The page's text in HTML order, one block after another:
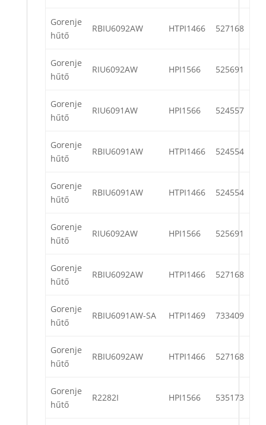
Gorenje
hűtő
RBIU6092AW HTPI1466 527168
Gorenje
hűtő
RIU6092AW HPI1566 525691
Gorenje
hűtő
RIU6091AW HPI1566 524557
Gorenje
hűtő
RBIU6091AW HTPI1466 524554
Gorenje
hűtő
RBIU6091AW HTPI1466 524554
Gorenje
hűtő
RIU6092AW HPI1566 525691
Gorenje
hűtő
RBIU6092AW HTPI1466 527168
Gorenje
hűtő
RBIU6091AW-SA HTPI1469 733409
Gorenje
hűtő
RBIU6092AW HTPI1466 527168
Gorenje
hűtő
R2282I HPI1566 535173